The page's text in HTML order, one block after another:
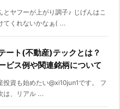
とヤフーが上がり調子♪ じげんはこ
てくれないかなぁ( ...
ート(不動産)テックとは？
ビス例や関連銘柄について
投資も始めたい@xi10jun1です。 フ
は、リアル ...